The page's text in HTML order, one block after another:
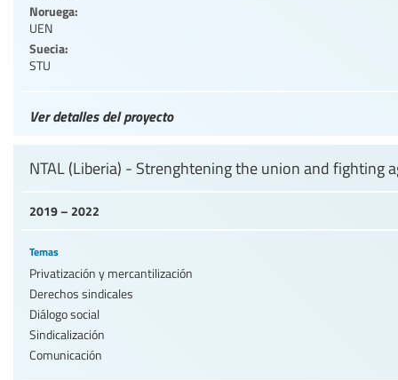
Noruega:
UEN
Suecia:
STU
Ver detalles del proyecto
2019 – 2022
NTAL (Liberia) - Strenghtening the union and fighting
Temas
Privatización y mercantilización
Derechos sindicales
Diálogo social
Sindicalización
Comunicación